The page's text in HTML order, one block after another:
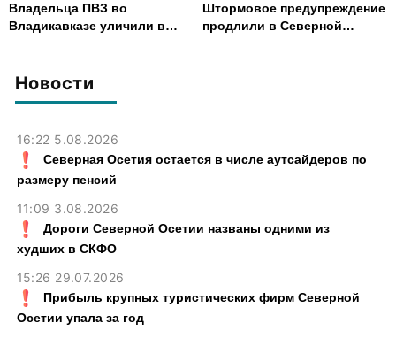
Новости
16:22 5.08.2026
Северная Осетия остается в числе аутсайдеров по
размеру пенсий
11:09 3.08.2026
Дороги Северной Осетии названы одними из
худших в СКФО
15:26 29.07.2026
Прибыль крупных туристических фирм Северной
Осетии упала за год
Владельца ПВЗ во
Владикавказе уличили в
Штормовое предупреждение
продлили в Северной